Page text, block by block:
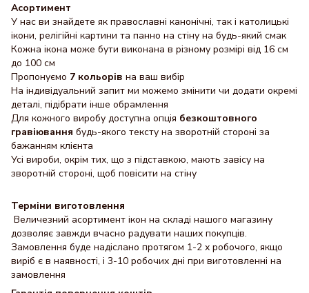
Асортимент
У нас ви знайдете як православні канонічні, так і католицькі
ікони, релігійні картини та панно на стіну на будь-який смак
Кожна ікона може бути виконана в різному розмірі від 16 см
до 100 см
Пропонуємо 7 кольорів на ваш вибір
На індивідуальний запит ми можемо змінити чи додати окремі
деталі, підібрати інше обрамлення
Для кожного виробу доступна опція безкоштовного
гравіювання будь-якого тексту на зворотній стороні за
бажанням клієнта
Усі вироби, окрім тих, що з підставкою, мають завісу на
зворотній стороні, щоб повісити на стіну
Терміни виготовлення
Величезний асортимент ікон на складі нашого магазину
дозволяє завжди вчасно радувати наших покупців.
Замовлення буде надіслано протягом 1-2 х робочого, якщо
виріб є в наявності, і 3-10 робочих дні при виготовленні на
замовлення